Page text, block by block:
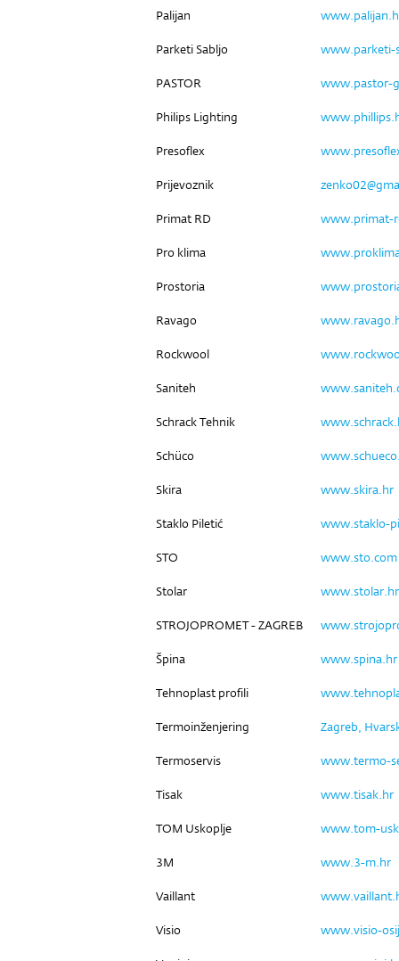
Palijan
Parketi Sabljo www.parketi-
PASTOR www.pastor-
Philips Lighting
Presoflex
Prijevoznik
Primat RD www.primat-
Pro klima
Prostoria
Ravago
Rockwool
Saniteh
Schrack Tehnik
Schüco
Skira www.skira.hr
Staklo Piletić www.staklo-
STO www.sto.com
Stolar www.stolar.hr
STROJOPROMET - ZAGREB
Špina www.spina.hr
Tehnoplast profili
Termoinženjering Zagreb,
Termoservis www.termo-
Tisak www.tisak.hr
TOM Uskoplje www.tom-
3M www.3-m.hr
Vaillant
Visio www.visio-